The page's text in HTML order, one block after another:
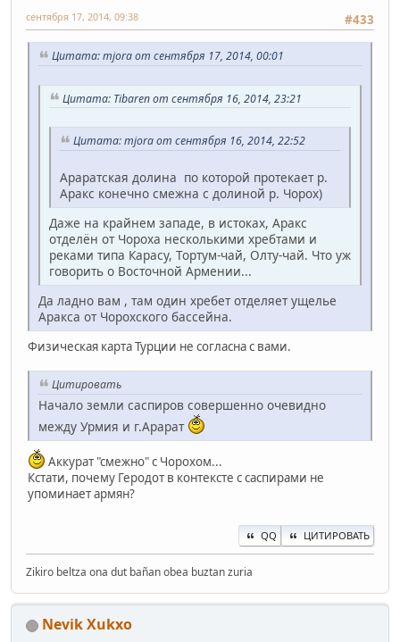
#433
сентября 17, 2014, 09:38
Цитата: mjora от сентября 17, 2014, 00:01
Цитата: Tibaren от сентября 16, 2014, 23:21
Цитата: mjora от сентября 16, 2014, 22:52
Араратская долина по которой протекает р.
Аракс конечно смежна с долиной р. Чорох)
Даже на крайнем западе, в истоках, Аракс
отделён от Чороха несколькими хребтами и
реками типа Карасу, Тортум-чай, Олту-чай. Что уж
говорить о Восточной Армении...
Да ладно вам , там один хребет отделяет ущелье
Аракса от Чорохского бассейна.
Физическая карта Турции не согласна с вами.
Цитировать
Начало земли саспиров совершенно очевидно
между Урмия и г.Арарат
Аккурат "смежно" с Чорохом...
Кстати, почему Геродот в контексте с саспирами не
упоминает армян?
QQ ЦИТИРОВАТЬ
Zikiro beltza ona dut bañan obea buztan zuria
Nevik Xukxo